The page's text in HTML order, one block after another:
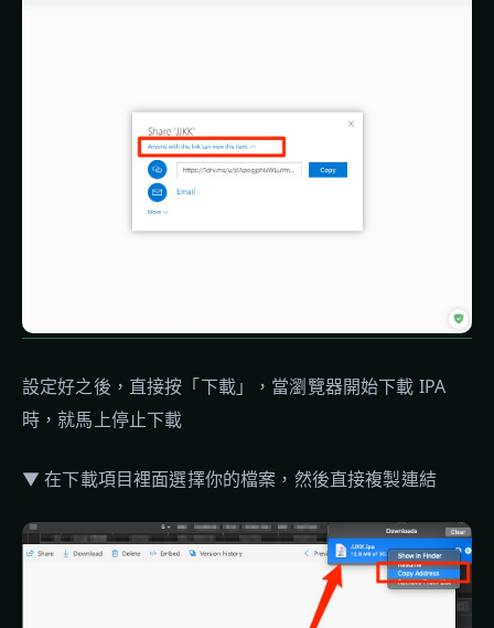
設定好之後，直接按「下載」，當瀏覽器開始下載 IPA
時，就馬上停止下載
▼ 在下載項目裡面選擇你的檔案，然後直接複製連結